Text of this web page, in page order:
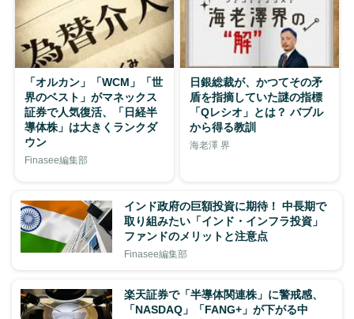
「オルカン」「WCM」「世
界のベスト」がマネックス
証券で人気復活、「日経半
導体株」は大きくランクダ
ウン
Finasee編集部
日銀総裁が、かつてその矛
盾を指摘していた謎の指標
「Qレシオ」とは？ バブル
から得る教訓
海老澤 界
インド政府の巨額投資に期待！ 中長期で
取り組みたい「インド・インフラ投資」
ファンドのメリットと注意点
Finasee編集部
楽天証券で「半導体関連株」に警戒感、
「NASDAQ」「FANG+」が下がる中